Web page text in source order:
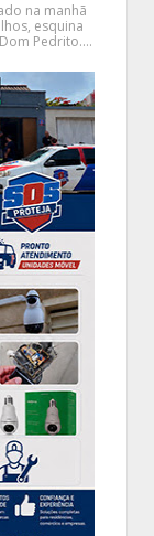
na manhã
esquina
Pedrito....